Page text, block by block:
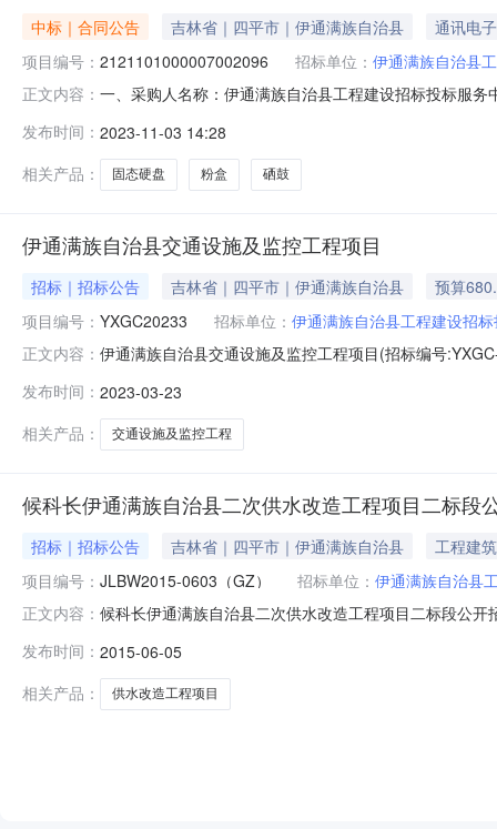
中标｜合同公告 吉林省｜四平市｜伊通满族自治县
通讯电子
项目编号： 2121101000007002096 招标单位： 伊通满族自治县
正文内容： 一、采购人名称：伊通满族自治县工程建设招标投标服
列固态硬盘金士顿/KingstonA400系列块2.001503002绿
发布时间： 2023-11-03 14:28
相关产品：
固态硬盘 粉盒 硒鼓
伊通满族自治县交通设施及监控工程项目
招标｜招标公告 吉林省｜四平市｜伊通满族自治县
预算
项目编号： YXGC20233 招标单位： 伊通满族自治县工程建设招
正文内容： 伊通满族自治县交通设施及监控工程项目(招标编号
围规模:经审查合格的工程量清单及施工图纸范围内全部
求
发布时间： 2023-03-23
相关产品：
交通设施及监控工程
候科长伊通满族自治县二次供水改造工程项目二标段
招标｜招标公告 吉林省｜四平市｜伊通满族自治县
工程建筑
项目编号： JLBW2015-0603（GZ） 招标单位： 伊通满族自治县
正文内容： 候科长伊通满族自治县二次供水改造工程项目二标段公
价总和获取招标文件的地点伊通满族自治县政务大厅窗
发布时间： 2015-06-05
相关产品：
供水改造工程项目